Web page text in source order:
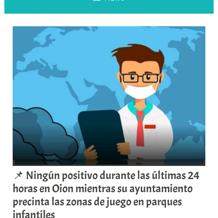
📌 Ningún positivo durante las últimas 24
horas en Oion mientras su ayuntamiento
precinta las zonas de juego en parques
infantiles